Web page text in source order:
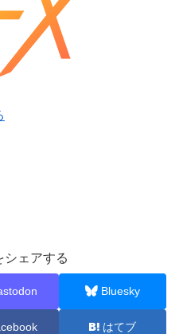
シェアする
Bluesky
はてブ